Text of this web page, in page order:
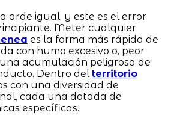
arde igual, y este es el error
Meter cualquier
es la forma más rápida de
con humo excesivo o, peor
acumulación peligrosa de
Dentro del territorio
con una diversidad de
cada una dotada de
específicas.